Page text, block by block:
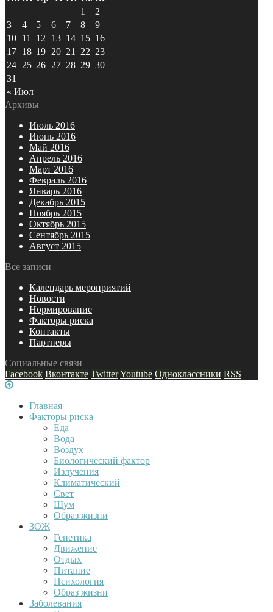
« Июл
1
2
3
4 5 6 7 8
9
10 11 12 13 14 15 16
17 18 19 20 21 22 23
24 25 26 27 28 29 30
31
Архивы
Июль 2016
Июнь 2016
Май 2016
Апрель 2016
Март 2016
Февраль 2016
Январь 2016
Декабрь 2015
Ноябрь 2015
Октябрь 2015
Сентябрь 2015
Август 2015
Все записи
Календарь мероприятий
Новости
Нормирование
Факторы риска
Контакты
Партнеры
Социальные связи
Facebook Вконтакте TwitterYoutube Одноклассники RSS
Главная
Факторы риска
Еда
Вода
Воздух
Биологический фактор
Излучения
Климатический
Свет
Шум
Образ жизни
ЗОЖ
Генетика
Движение
Отдых
Питание
Психология
Образ жизни
Заболевания